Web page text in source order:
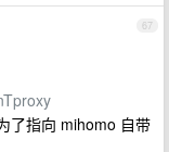
67
了指向 mihomo 自带